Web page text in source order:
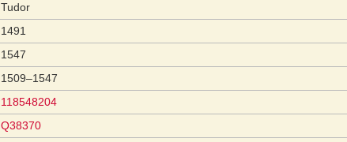
Tudor
1491
1547
1509–1547
118548204
Q38370